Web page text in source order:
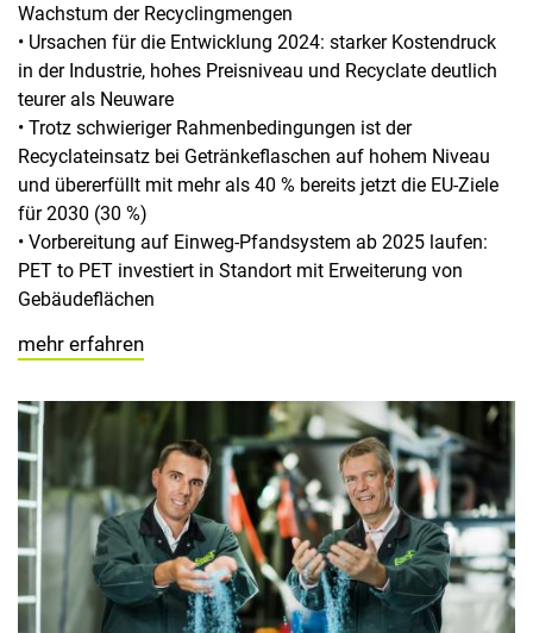
Wachstum der Recyclingmengen
• Ursachen für die Entwicklung 2024: starker Kostendruck
in der Industrie, hohes Preisniveau und Recyclate deutlich
teurer als Neuware
• Trotz schwieriger Rahmenbedingungen ist der
Recyclateinsatz bei Getränkeflaschen auf hohem Niveau
und übererfüllt mit mehr als 40 % bereits jetzt die EU-Ziele
für 2030 (30 %)
• Vorbereitung auf Einweg-Pfandsystem ab 2025 laufen:
PET to PET investiert in Standort mit Erweiterung von
Gebäudeflächen
mehr erfahren